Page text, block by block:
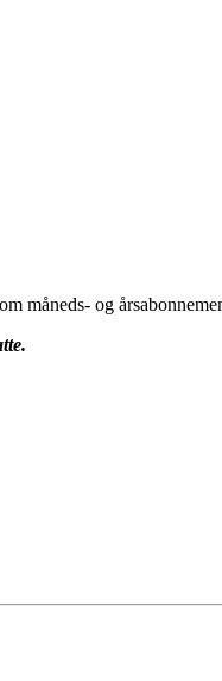
måneds- og